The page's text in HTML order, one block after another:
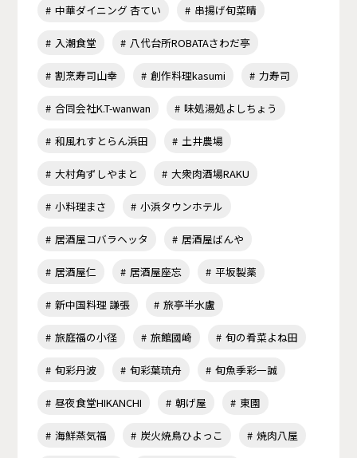
中華ダイニング 杏てい 串揚げ旬菜晴
入潮食堂 八代台所ROBATAさわだ亭
割烹寿司山幸 創作料理kasumi 力寿司
合同会社K.T-wanwan 味処湯処よしちょう
和風れすとらん浜田 土井農場
大村角ずしやまと 大衆肉酒場RAKU
小料理まさ 小浜タウンホテル
居酒屋コバラヘッタ 居酒屋ばんや
居酒屋仁 居酒屋座忘 平坂製薬
新中国料理 謙張 旅亭半水盧
旅庭福の小径 旅館國崎 旬の肴菜よね田
旬彩丹波 旬彩葉琉舟 旬魚季彩一誠
昼夜食堂HIKANCHI 朝げ屋 東園
海鮮蒸気福 炭火焼鳥ひよっこ 焼肉八屋